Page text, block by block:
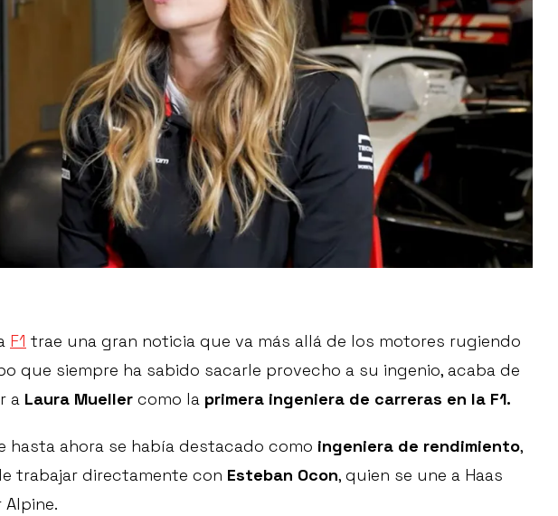
F1 trae una gran noticia que va más allá de los motores rugiendo
que siempre ha sabido sacarle provecho a su ingenio, acaba de
a Laura Mueller como la primera ingeniera de carreras en la F1.
hasta ahora se había destacado como ingeniera de rendimiento,
trabajar directamente con Esteban Ocon, quien se une a Haas